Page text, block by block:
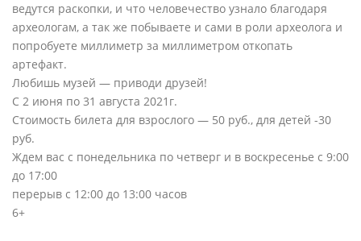
ведутся раскопки, и что человечество узнало благодаря
археологам, а так же побываете и сами в роли археолога и
попробуете миллиметр за миллиметром откопать
артефакт.
Любишь музей — приводи друзей!
С 2 июня по 31 августа 2021г.
Стоимость билета для взрослого — 50 руб., для детей -30
руб.
Ждем вас с понедельника по четверг и в воскресенье с 9:00
до 17:00
перерыв с 12:00 до 13:00 часов
6+